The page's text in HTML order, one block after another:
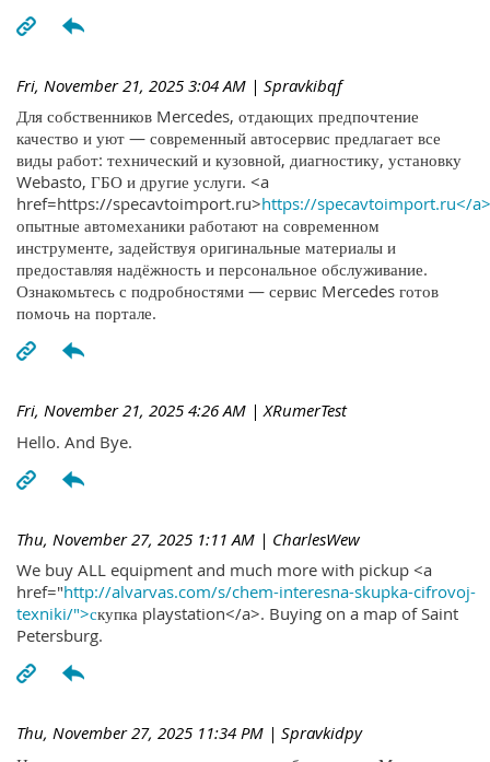
Fri, November 21, 2025 3:04 AM | Spravkibqf
Для собственников Mercedes, отдающих предпочтение
качество и уют — современный автосервис предлагает все
виды работ: технический и кузовной, диагностику, установку
Webasto, ГБО и другие услуги. <a
href=https://specavtoimport.ru>https://specavtoimport.ru</a>
опытные автомеханики работают на современном
инструменте, задействуя оригинальные материалы и
предоставляя надёжность и персональное обслуживание.
Ознакомьтесь с подробностями — сервис Mercedes готов
помочь на портале.
Fri, November 21, 2025 4:26 AM | XRumerTest
Hello. And Bye.
Thu, November 27, 2025 1:11 AM | CharlesWew
We buy ALL equipment and much more with pickup <a
href="http://alvarvas.com/s/chem-interesna-skupka-cifrovoj-
texniki/">скупка playstation</a>. Buying on a map of Saint
Petersburg.
Thu, November 27, 2025 11:34 PM | Spravkidpy